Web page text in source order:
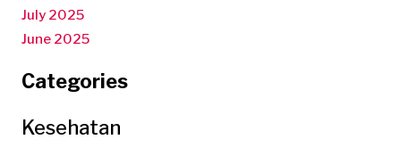
July 2025
June 2025
Categories
Kesehatan